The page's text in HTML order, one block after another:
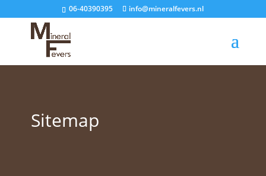
06-40390395 info@mineralfevers.nl
Sitemap